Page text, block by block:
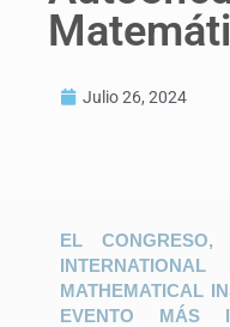
Julio 26, 2024
EL CONGRESO,
MATHEMATICAL
EVENTO MÁS